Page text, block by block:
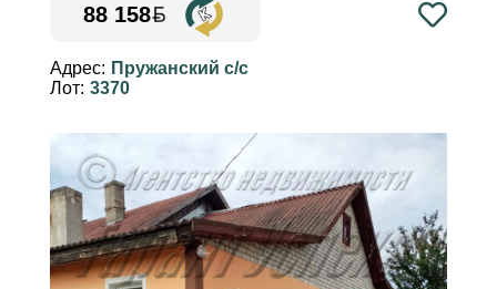
88 158
Конвертер валют ✕
Курсы НБРБ на 09.08.2026
Стоимость недвижимости в
валютных эквивалентах
рассчитана на основе
официальных курсов НБ РБ
Адрес: Пружанский с/с
Лот: 3370